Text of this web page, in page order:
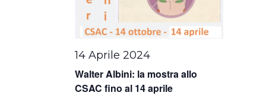
Walter Albini: la mostra allo
CSAC fino al 14 aprile
14 Aprile 2024